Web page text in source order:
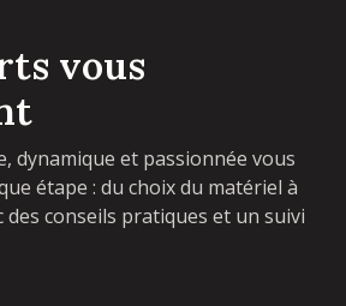
vous
dynamique et passionnée vous
étape : du choix du matériel à
conseils pratiques et un suivi